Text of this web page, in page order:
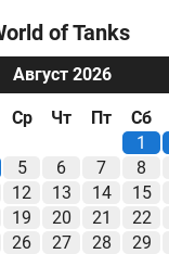
of Tanks
Август 2026
Ср Чт Пт
Сб
1
5 6 7
8
12 13 14
15
19 20 21
22
26 27 28
29